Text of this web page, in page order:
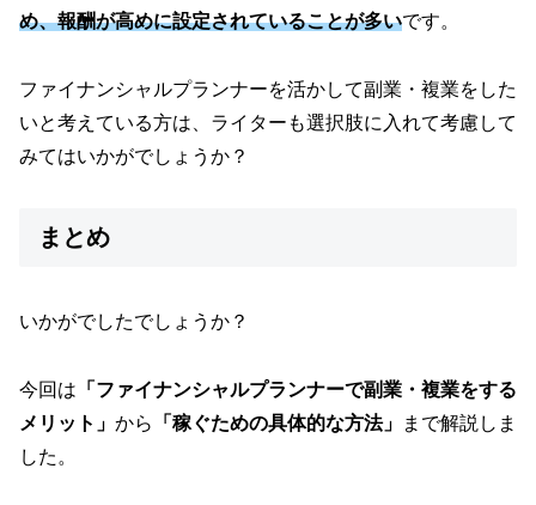
め、報酬が高めに設定されていることが多いです。
ファイナンシャルプランナーを活かして副業・複業をした
いと考えている方は、ライターも選択肢に入れて考慮して
みてはいかがでしょうか？
まとめ
いかがでしたでしょうか？
今回は 「ファイナンシャルプランナーで副業・複業をする
メリット」 から 「稼ぐための具体的な方法」
まで解説しま
した。